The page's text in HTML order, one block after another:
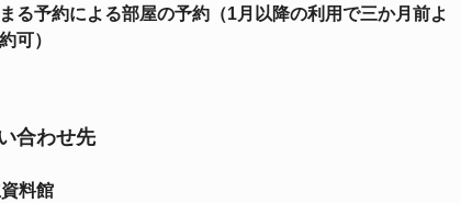
る予約による部屋の予約（1月以降の利用で三か月前よ
可）
合わせ先
料館